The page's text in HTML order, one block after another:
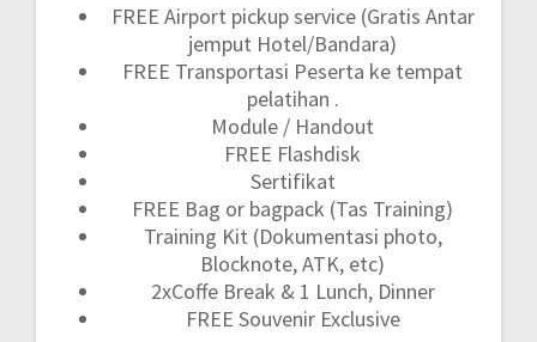
FREE Airport pickup service (Gratis Antar
jemput Hotel/Bandara)
FREE Transportasi Peserta ke tempat
pelatihan .
Module / Handout
FREE Flashdisk
Sertifikat
FREE Bag or bagpack (Tas Training)
Training Kit (Dokumentasi photo,
Blocknote, ATK, etc)
2xCoffe Break & 1 Lunch, Dinner
FREE Souvenir Exclusive